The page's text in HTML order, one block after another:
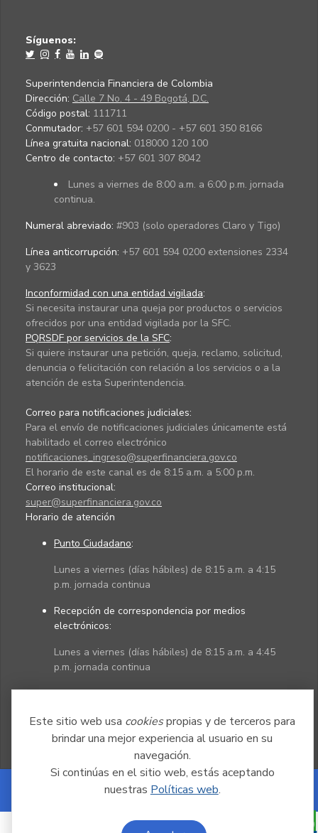
Este sitio web usa cookiespropias y de terceros para
brindar una mejor experiencia al usuario en su
navegación.
Si continúas en el sitio web, estás aceptando
nuestras Políticas web.
Síguenos:
Superintendencia Financiera de Colombia
Dirección: Calle 7 No. 4 - 49 Bogotá, D.C.
Código postal: 111711
Conmutador: +57 601 594 0200 - +57 601 350 8166
Línea gratuita nacional: 018000 120 100
Centro de contacto: +57 601 307 8042
Lunes a viernes de 8:00 a.m. a 6:00 p.m. jornada
continua.
Numeral abreviado: #903 (solo operadores Claro y Tigo)
Línea anticorrupción: +57 601 594 0200 extensiones 2334
y 3623
Inconformidad con una entidad vigilada:
Si necesita instaurar una queja por productos o servicios
ofrecidos por una entidad vigilada por la SFC.
PQRSDF por servicios de la SFC:
Si quiere instaurar una petición, queja, reclamo, solicitud,
denuncia o felicitación con relación a los servicios o a la
atención de esta Superintendencia.
Correo para notificaciones judiciales:
Para el envío de notificaciones judiciales únicamente está
habilitado el correo electrónico
notificaciones_ingreso@superfinanciera.gov.co
El horario de este canal es de 8:15 a.m. a 5:00 p.m.
Correo institucional:
super@superfinanciera.gov.co
Horario de atención
Punto Ciudadano:
Lunes a viernes (días hábiles) de 8:15 a.m. a 4:15
p.m. jornada continua
Recepción de correspondencia por medios
electrónicos:
Lunes a viernes (días hábiles) de 8:15 a.m. a 4:45
p.m. jornada continua
Powered by Nexura